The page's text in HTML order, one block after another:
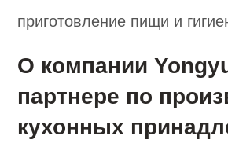
приготовление пищи и
О компании
партнере по
кухонных